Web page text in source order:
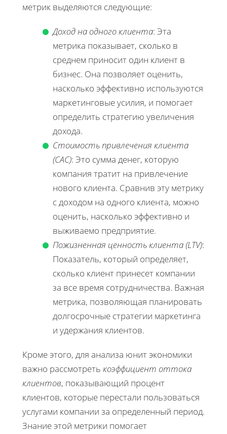
метрик выделяются следующие:
Доход на одного клиента: Эта
метрика показывает, сколько в
среднем приносит один клиент в
бизнес. Она позволяет оценить,
насколько эффективно используются
маркетинговые усилия, и помогает
определить стратегию увеличения
дохода.
Стоимость привлечения клиента
(CAC): Это сумма денег, которую
компания тратит на привлечение
нового клиента. Сравнив эту метрику
с доходом на одного клиента, можно
оценить, насколько эффективно и
выживаемо предприятие.
Пожизненная ценность клиента (LTV):
Показатель, который определяет,
сколько клиент принесет компании
за все время сотрудничества. Важная
метрика, позволяющая планировать
долгосрочные стратегии маркетинга
и удержания клиентов.
Кроме этого, для анализа юнит экономики
важно рассмотреть коэффициент оттока
клиентов, показывающий процент
клиентов, которые перестали пользоваться
услугами компании за определенный период.
Знание этой метрики помогает